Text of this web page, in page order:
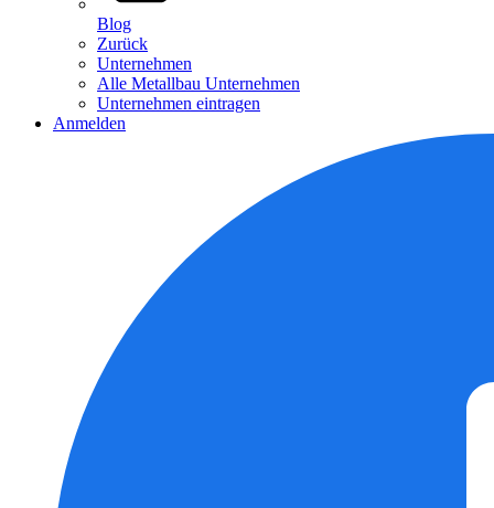
Blog
Zurück
Unternehmen
Alle Metallbau Unternehmen
Unternehmen eintragen
Anmelden